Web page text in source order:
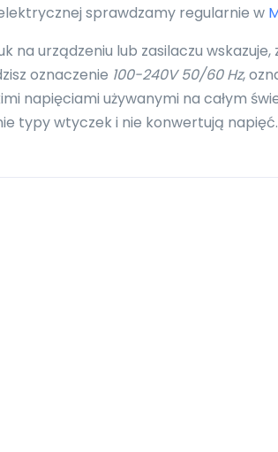
sprawdzamy regularnie w
na urządzeniu lub zasilaczu
oznaczenie 100-240V 50/60 Hz,
napięciami używanymi na całym
typy wtyczek i nie konwertują napięć.